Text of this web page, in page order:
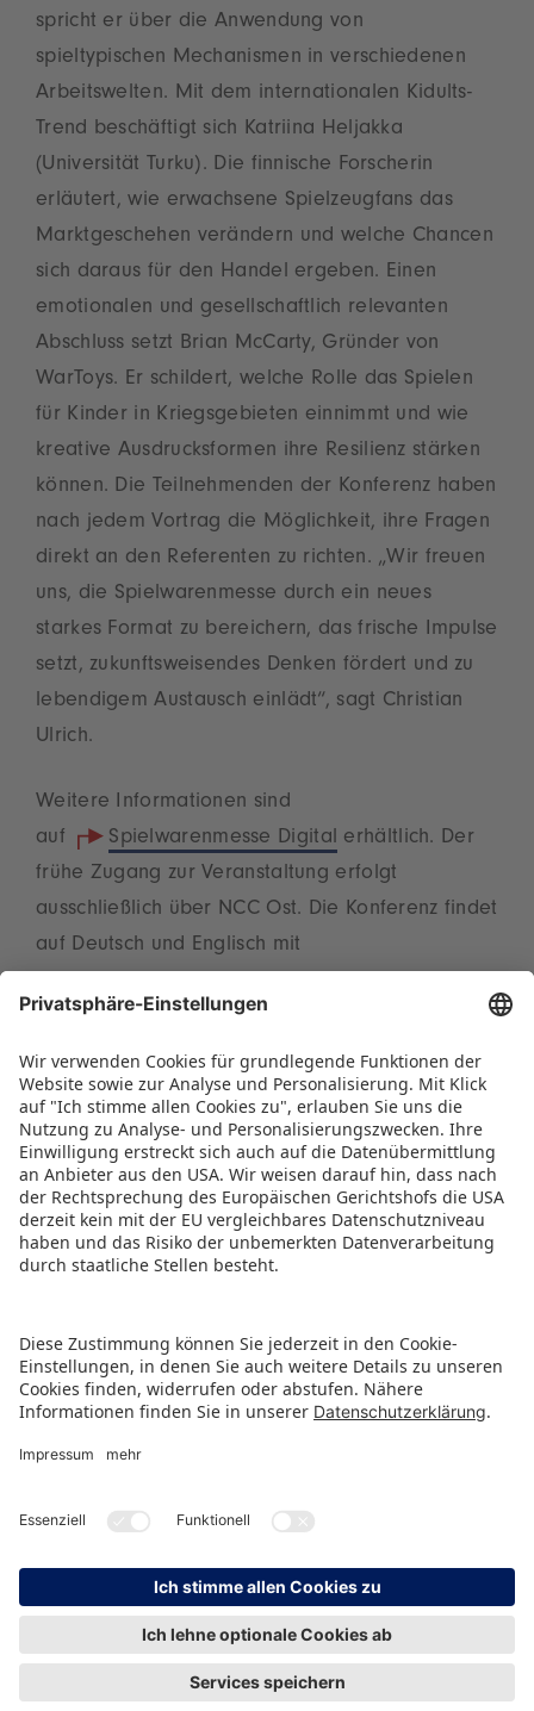
spricht er über die Anwendung von
spieltypischen Mechanismen in verschiedenen
Arbeitswelten. Mit dem internationalen Kidults-
Trend beschäftigt sich Katriina Heljakka
(Universität Turku). Die finnische Forscherin
erläutert, wie erwachsene Spielzeugfans das
Marktgeschehen verändern und welche Chancen
sich daraus für den Handel ergeben. Einen
emotionalen und gesellschaftlich relevanten
Abschluss setzt Brian McCarty, Gründer von
WarToys. Er schildert, welche Rolle das Spielen
für Kinder in Kriegsgebieten einnimmt und wie
kreative Ausdrucksformen ihre Resilienz stärken
können. Die Teilnehmenden der Konferenz haben
nach jedem Vortrag die Möglichkeit, ihre Fragen
direkt an den Referenten zu richten. „Wir freuen
uns, die Spielwarenmesse durch ein neues
starkes Format zu bereichern, das frische Impulse
setzt, zukunftsweisendes Denken fördert und zu
lebendigem Austausch einlädt“, sagt Christian
Ulrich.
Weitere Informationen sind
auf
Spielwarenmesse Digital erhältlich. Der
frühe Zugang zur Veranstaltung erfolgt
ausschließlich über NCC Ost. Die Konferenz findet
auf Deutsch und Englisch mit
kostenfrei – um Anmeldung wird bis 9. Januar
per Mail gebeten (presse@spielwarenmesse.de
Die Value of Play Conference wird durch den
Deutschen Verband der Spielwarenindustrie
(DVSI) unterstützt.
PRESSEMITTEILUNG ALS PDF HERUNTERLADEN
© Spielwarenmesse eG, Herderstraße 7, 90427 Nürnberg
HINWEISGEBERSCHUTZ IMPRESSUM
DATENSCHUTZ
KONTAKT